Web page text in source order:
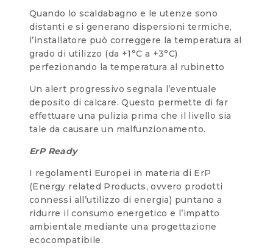
Quando lo scaldabagno e le utenze sono
distanti e si generano dispersioni termiche,
l’installatore può correggere la temperatura al
grado di utilizzo (da +1°C a +3°C)
perfezionando la temperatura al rubinetto
Un alert progressivo segnala l’eventuale
deposito di calcare. Questo permette di far
effettuare una pulizia prima che il livello sia
tale da causare un malfunzionamento.
ErP Ready
I regolamenti Europei in materia di ErP
(Energy related Products, ovvero prodotti
connessi all’utilizzo di energia) puntano a
ridurre il consumo energetico e l’impatto
ambientale mediante una progettazione
ecocompatibile.